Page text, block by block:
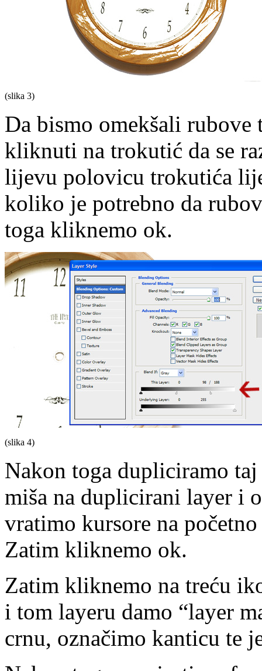
(slika 3)
Da bismo omekšali
kliknuti na trokutić da se
lijevu polovicu trokutića
koliko je potrebno da
toga kliknemo ok.
(slika 4)
Nakon toga dupliciramo
miša na duplicirani layer i
vratimo kursore na
Zatim kliknemo ok.
Zatim kliknemo na treću
i tom layeru damo “layer
crnu, označimo kanticu te